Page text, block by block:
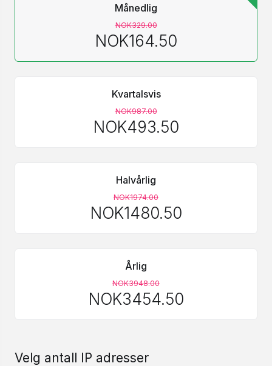
Månedlig
NOK329.00
NOK164.50
Kvartalsvis
NOK987.00
NOK493.50
Halvårlig
NOK1974.00
NOK1480.50
Årlig
NOK3948.00
NOK3454.50
Velg antall IP adresser